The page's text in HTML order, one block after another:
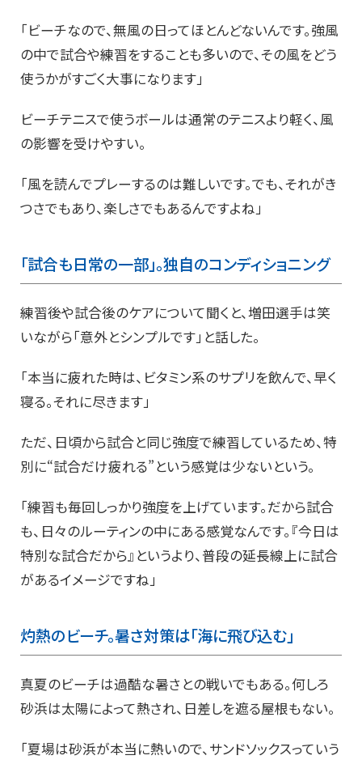
「ビーチなので、無風の日ってほとんどないんです。強風
の中で試合や練習をすることも多いので、その風をどう
使うかがすごく大事になります」
ビーチテニスで使うボールは通常のテニスより軽く、風
の影響を受けやすい。
「風を読んでプレーするのは難しいです。でも、それがき
つさでもあり、楽しさでもあるんですよね」
「試合も日常の一部」。独自のコンディショニング
練習後や試合後のケアについて聞くと、増田選手は笑
いながら「意外とシンプルです」と話した。
「本当に疲れた時は、ビタミン系のサプリを飲んで、早く
寝る。それに尽きます」
ただ、日頃から試合と同じ強度で練習しているため、特
別に“試合だけ疲れる”という感覚は少ないという。
「練習も毎回しっかり強度を上げています。だから試合
も、日々のルーティンの中にある感覚なんです。『今日は
特別な試合だから』というより、普段の延長線上に試合
があるイメージですね」
灼熱のビーチ。暑さ対策は「海に飛び込む」
真夏のビーチは過酷な暑さとの戦いでもある。何しろ
砂浜は太陽によって熱され、日差しを遮る屋根もない。
「夏場は砂浜が本当に熱いので、サンドソックスっていう